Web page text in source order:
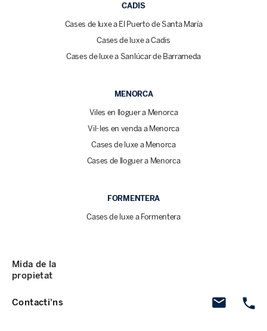
CADIS
Cases de luxe a El Puerto de Santa María
Cases de luxe a Cadis
Cases de luxe a Sanlúcar de Barrameda
MENORCA
Viles en lloguer a Menorca
Vil·les en venda a Menorca
Cases de luxe a Menorca
Cases de lloguer a Menorca
FORMENTERA
Cases de luxe a Formentera
Contacti'ns
Mida de la
propietat